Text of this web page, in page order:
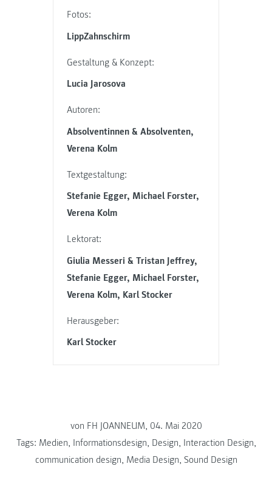
Fotos:
LippZahnschirm
Gestaltung & Konzept:
Lucia Jarosova
Autoren:
Absolventinnen & Absolventen,
Verena Kolm
Textgestaltung:
Stefanie Egger, Michael Forster,
Verena Kolm
Lektorat:
Giulia Messeri & Tristan Jeffrey,
Stefanie Egger, Michael Forster,
Verena Kolm, Karl Stocker
Herausgeber:
Karl Stocker
von FH JOANNEUM, 04. Mai 2020
Tags: Medien, Informationsdesign, Design, Interaction Design,
communication design, Media Design, Sound Design